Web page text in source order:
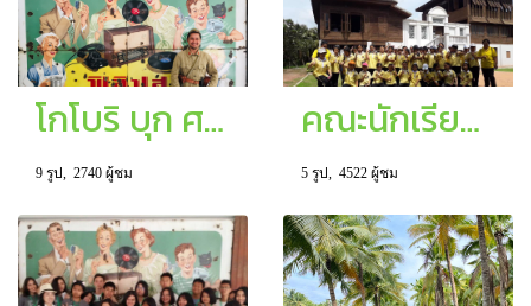
โกโบริ บุก ศตวรรษสยาม มาตามหาอังสุมาริน
9 รูป, 2740 ผู้ชม
คณะนักเรียนประถม โรงเรียนซางตาครู้สคอนแวนท์ และ เจ้าหน้าที่ฟ้าสวยทัวร์
5 รูป, 4522 ผู้ชม